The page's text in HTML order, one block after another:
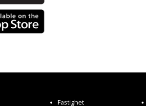
Fastighet